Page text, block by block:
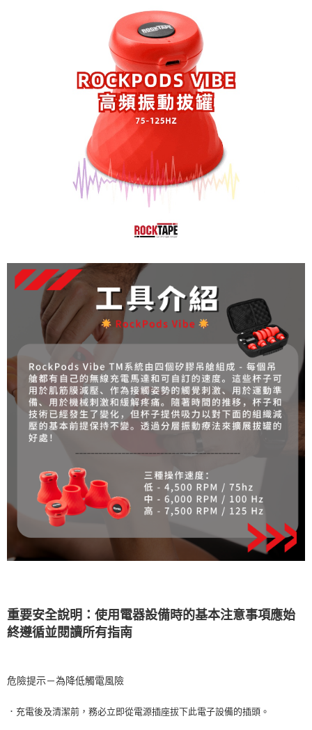
重要安全說明：使用電器設備時的基本注意事項應始
終遵循並閱讀所有指南
危險提示－為降低觸電風險
．充電後及清潔前，務必立即從電源插座拔下此電子設備的插頭。